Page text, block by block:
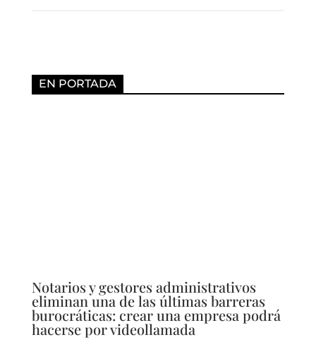
EN PORTADA
Notarios y gestores administrativos
eliminan una de las últimas barreras
burocráticas: crear una empresa podrá
hacerse por videollamada